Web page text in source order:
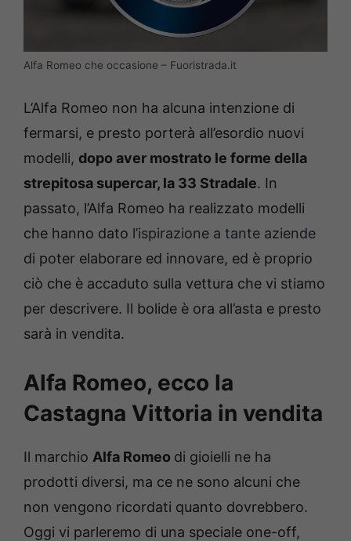
Alfa Romeo che occasione – Fuoristrada.it
L’Alfa Romeo non ha alcuna intenzione di
fermarsi, e presto porterà all’esordio nuovi
modelli, dopo aver mostrato le forme della
strepitosa supercar, la 33 Stradale. In
passato, l’Alfa Romeo ha realizzato modelli
che hanno dato l’ispirazione a tante aziende
di poter elaborare ed innovare, ed è proprio
ciò che è accaduto sulla vettura che vi stiamo
per descrivere. Il bolide è ora all’asta e presto
sarà in vendita.
Alfa Romeo, ecco la
Castagna Vittoria in vendita
Il marchio Alfa Romeo di gioielli ne ha
prodotti diversi, ma ce ne sono alcuni che
non vengono ricordati quanto dovrebbero.
Oggi vi parleremo di una speciale one-off,